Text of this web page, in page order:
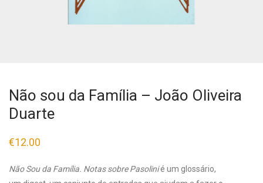
Não sou da Família – João Oliveira
Duarte
€12.00
Não Sou da Família. Notas sobre Pasolinié um glossário,